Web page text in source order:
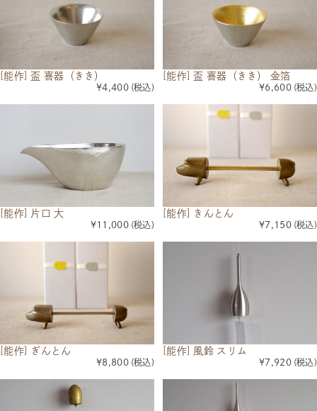
[能作] 盃 喜器（きき）
¥4,400 (税込)
[能作] 盃 喜器（きき） 金箔
¥6,600 (税込)
[能作] 片口 大
¥11,000 (税込)
[能作] きんとん
¥7,150 (税込)
[能作] ぎんとん
¥8,800 (税込)
[能作] 風鈴 スリム
¥7,920 (税込)